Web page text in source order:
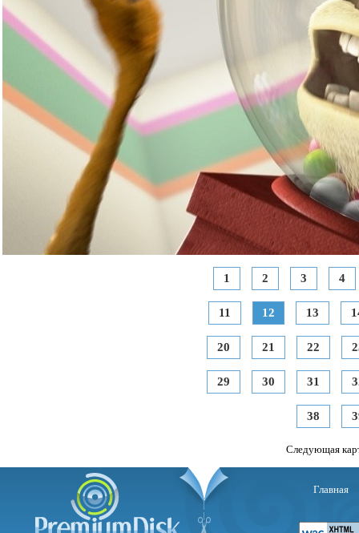
1 2 3 4
11 12 13
20 21 22
29 30 31
38
Следующая
Главная